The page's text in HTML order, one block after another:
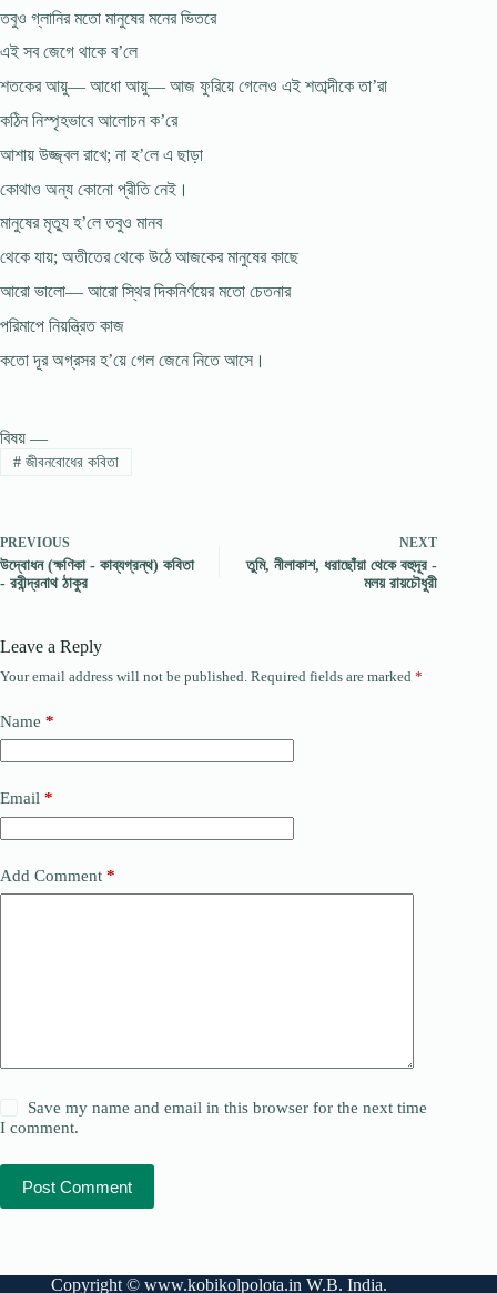
তবুও গ্লানির মতো মানুষের মনের ভিতরে
এই সব জেগে থাকে ব’লে
শতকের আয়ু— আধো আয়ু— আজ ফুরিয়ে গেলেও এই শতাব্দীকে তা’রা
কঠিন নিস্পৃহভাবে আলোচন ক’রে
আশায় উজ্জ্বল রাখে; না হ’লে এ ছাড়া
কোথাও অন্য কোনো প্রীতি নেই।
মানুষের মৃত্যু হ’লে তবুও মানব
থেকে যায়; অতীতের থেকে উঠে আজকের মানুষের কাছে
আরো ভালো— আরো স্থির দিকনির্ণয়ের মতো চেতনার
পরিমাপে নিয়ন্ত্রিত কাজ
কতো দূর অগ্রসর হ’য়ে গেল জেনে নিতে আসে।
বিষয় —
#জীবনবোধের কবিতা
PREVIOUS
উদ্বোধন (ক্ষণিকা - কাব্যগ্রন্থ) কবিতা
- রবীন্দ্রনাথ ঠাকুর
NEXT
তুমি, নীলাকাশ, ধরাছোঁয়া থেকে বহুদূর -
মলয় রায়চৌধুরী
Leave a Reply
Your email address will not be published. Required fields are marked *
Name *
Email *
Add Comment *
Save my name and email in this browser for the next time
I comment.
Post Comment
Copyright © www.kobikolpolota.in W.B. India.